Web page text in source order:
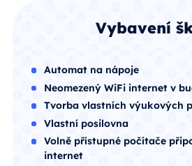
Vybavení
Automat na nápoje
Neomezený WiFi internet v
Tvorba vlastních výukových
Vlastní posilovna
Volně přístupné počítače
internet